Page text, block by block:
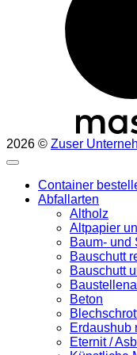
2026 © Zuser
Container
Abfallarten
Altholz
Altpapier
Baum- und
Bauschutt
Bauschutt
Beton
Erdaushub
Eternit /